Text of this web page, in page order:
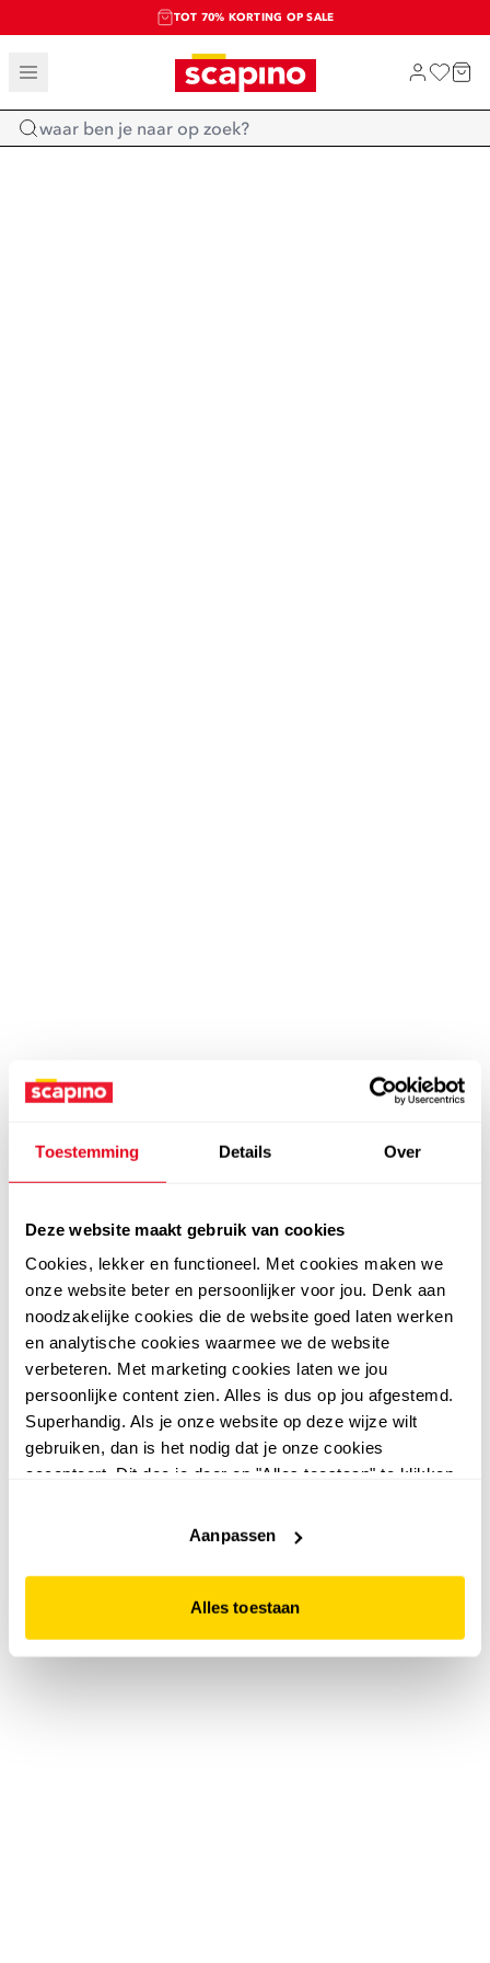
Toestemming Details Over
Deze website maakt gebruik van cookies
Cookies, lekker en functioneel. Met cookies maken we
onze website beter en persoonlijker voor jou. Denk aan
noodzakelijke cookies die de website goed laten werken
en analytische cookies waarmee we de website
verbeteren. Met marketing cookies laten we jou
persoonlijke content zien. Alles is dus op jou afgestemd.
Superhandig. Als je onze website op deze wijze wilt
gebruiken, dan is het nodig dat je onze cookies
accepteert. Dit doe je door op "Alles toestaan" te klikken.
website niet optimaal functioneert.
Aanpassen
Alles toestaan
TOT 70% KORTING OP SALE
SALE: LAATSTE KANS!
SHOP NIEUW
Home